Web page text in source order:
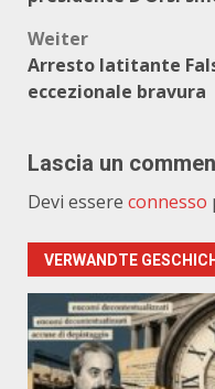
Weiter
Arresto latitante
eccezionale bravura
Lascia un
Devi essere connesso
VERWANDTE